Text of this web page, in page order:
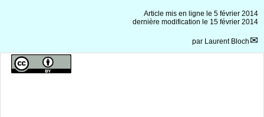
Article mis en ligne le 5 février 2014
dernière modification le 15 février 2014
par Laurent Bloch